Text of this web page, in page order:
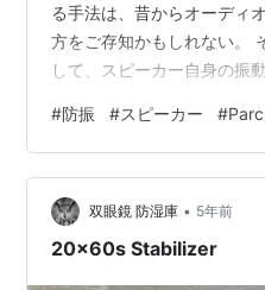
る手法は、昔からオーディ
方をご存知かもしれない。
して、スピーカー自身の振
やーツイーターなどのスピ
れている。 今回、そのスピ
だけで簡単に高音質化でき
制振プレート」を実際に試
たのでご紹介しようと思う
#防振 #スピーカー #
双眼鏡 防湿庫 • 5年前
20x60s Stabilizer